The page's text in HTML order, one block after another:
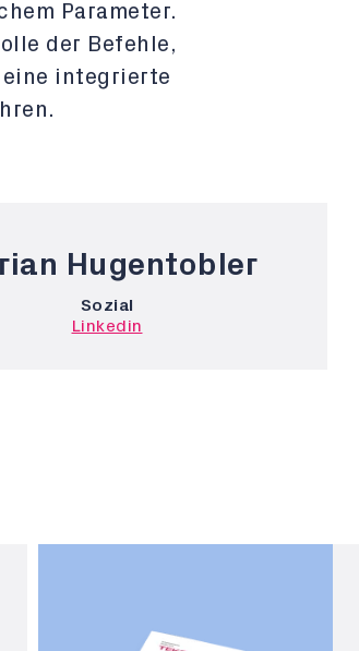
Parameter.
der Befehle,
integrierte
Hugentobler
Sozial
Linkedin